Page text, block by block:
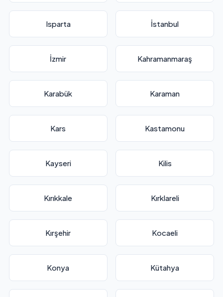
Isparta İstanbul
İzmir Kahramanmaraş
Karabük Karaman
Kars Kastamonu
Kayseri Kilis
Kırıkkale Kırklareli
Kırşehir Kocaeli
Konya Kütahya